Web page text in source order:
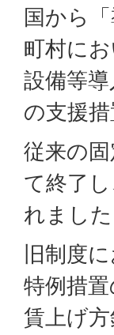
国から
町村に
設備等
の支援
従来の
て終了
れました
旧制度
特例措
賃上げ